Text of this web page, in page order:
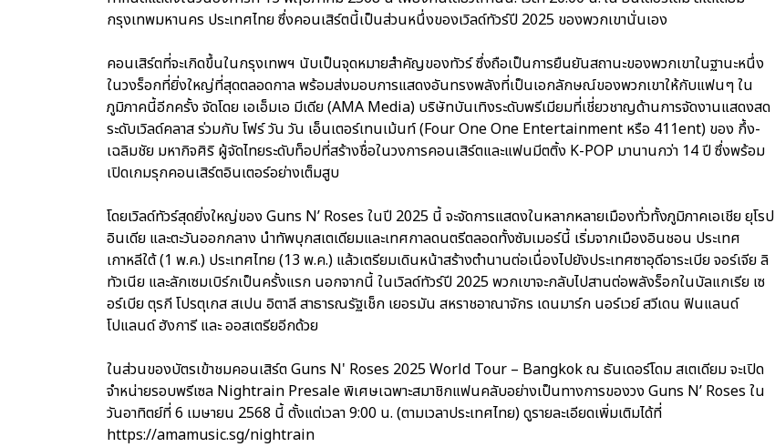
กรุงเทพมหานคร ประเทศไทย ซึ่งคอนเสิร์ตนี้เป็นส่วนหนึ่งของเวิลด์ทัวร์ปี 2025 ของพวกเขานั่นเอง
คอนเสิร์ตที่จะเกิดขึ้นในกรุงเทพฯ นับเป็นจุดหมายสำคัญของทัวร์ ซึ่งถือเป็นการยืนยันสถานะของพวกเขาในฐานะหนึ่ง
ในวงร็อกที่ยิ่งใหญ่ที่สุดตลอดกาล พร้อมส่งมอบการแสดงอันทรงพลังที่เป็นเอกลักษณ์ของพวกเขาให้กับแฟนๆ ใน
ภูมิภาคนี้อีกครั้ง จัดโดย เอเอ็มเอ มีเดีย (AMA Media) บริษัทบันเทิงระดับพรีเมียมที่เชี่ยวชาญด้านการจัดงานแสดงสด
ระดับเวิลด์คลาส ร่วมกับ โฟร์ วัน วัน เอ็นเตอร์เทนเม้นท์ (Four One One Entertainment หรือ 411ent) ของ กึ้ง-
เฉลิมชัย มหากิจศิริ ผู้จัดไทยระดับท็อปที่สร้างชื่อในวงการคอนเสิร์ตและแฟนมีตติ้ง K-POP มานานกว่า 14 ปี ซึ่งพร้อม
เปิดเกมรุกคอนเสิร์ตอินเตอร์อย่างเต็มสูบ
โดยเวิลด์ทัวร์สุดยิ่งใหญ่ของ Guns N’ Roses ในปี 2025 นี้ จะจัดการแสดงในหลากหลายเมืองทั่วทั้งภูมิภาคเอเชีย ยุโรป
อินเดีย และตะวันออกกลาง นำทัพบุกสเตเดียมและเทศกาลดนตรีตลอดทั้งซัมเมอร์นี้ เริ่มจากเมืองอินชอน ประเทศ
เกาหลีใต้ (1 พ.ค.) ประเทศไทย (13 พ.ค.) แล้วเตรียมเดินหน้าสร้างตำนานต่อเนื่องไปยังประเทศซาอุดีอาระเบีย จอร์เจีย ลิ
ทัวเนีย และลักเซมเบิร์กเป็นครั้งแรก นอกจากนี้ ในเวิลด์ทัวร์ปี 2025 พวกเขาจะกลับไปสานต่อพลังร็อกในบัลแกเรีย เซ
อร์เบีย ตุรกี โปรตุเกส สเปน อิตาลี สาธารณรัฐเช็ก เยอรมัน สหราชอาณาจักร เดนมาร์ก นอร์เวย์ สวีเดน ฟินแลนด์
โปแลนด์ ฮังการี และ ออสเตรียอีกด้วย
ในส่วนของบัตรเข้าชมคอนเสิร์ต Guns N' Roses 2025 World Tour – Bangkok ณ ธันเดอร์โดม สเตเดียม จะเปิด
จำหน่ายรอบพรีเซล Nightrain Presale พิเศษเฉพาะสมาชิกแฟนคลับอย่างเป็นทางการของวง Guns N’ Roses ใน
วันอาทิตย์ที่ 6 เมษายน 2568 นี้ ตั้งแต่เวลา 9:00 น. (ตามเวลาประเทศไทย) ดูรายละเอียดเพิ่มเติมได้ที่
https://amamusic.sg/nightrain